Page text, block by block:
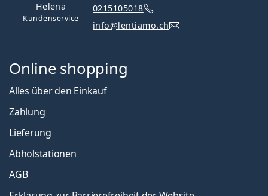
Helena
Kundenservice
0215105018
info@lentiamo.ch
Online shopping
Alles über den Einkauf
Zahlung
Lieferung
Abholstationen
AGB